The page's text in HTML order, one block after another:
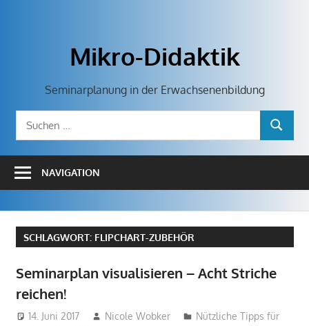
Mikro-Didaktik
Seminarplanung in der Erwachsenenbildung
SUCHEN
NAVIGATION
SCHLAGWORT: FLIPCHART-ZUBEHÖR
Seminarplan visualisieren – Acht Striche
reichen!
14. Juni 2017 Nicole Wobker
Nützliche Tipps für